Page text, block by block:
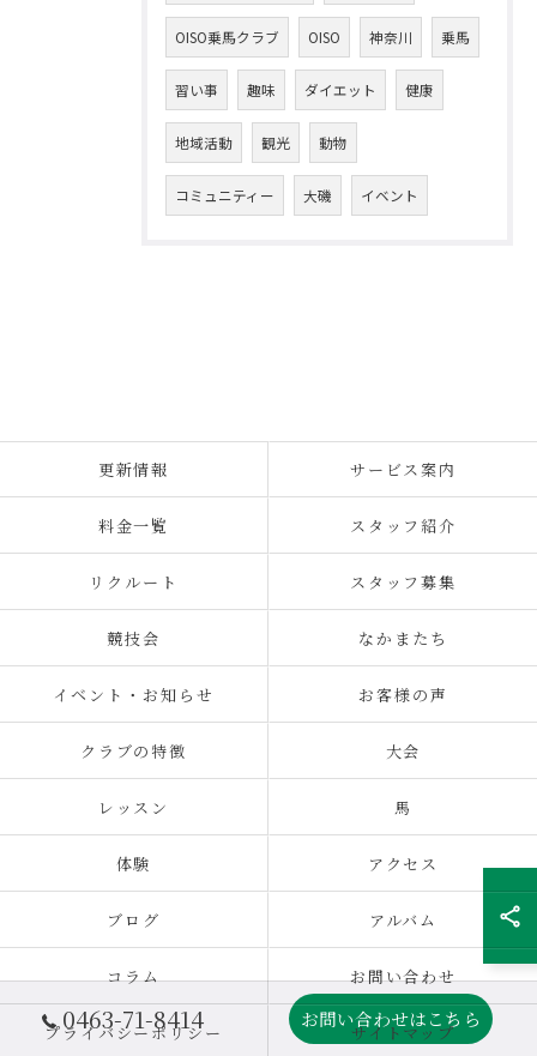
OISO乗馬クラブ OISO 神奈川 乗馬
習い事 趣味 ダイエット 健康
地域活動 観光 動物
コミュニティー 大磯 イベント
0463-71-8414 お問い合わせはこちら
更新情報 サービス案内
料金一覧 スタッフ紹介
リクルート スタッフ募集
競技会 なかまたち
イベント・お知らせ お客様の声
クラブの特徴 大会
レッスン 馬
体験 アクセス
ブログ アルバム
コラム お問い合わせ
プライバシーポリシー サイトマップ